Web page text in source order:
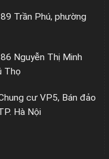
Trần Phú, phường
Nguyễn Thị Minh
Thọ
cư VP5, Bán đảo
Hà Nội